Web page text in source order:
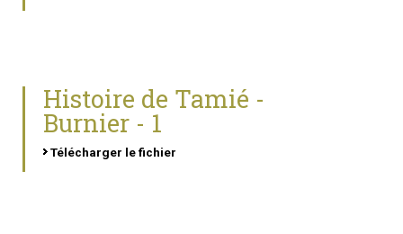
Histoire de Tamié -
Burnier - 1
Télécharger le fichier